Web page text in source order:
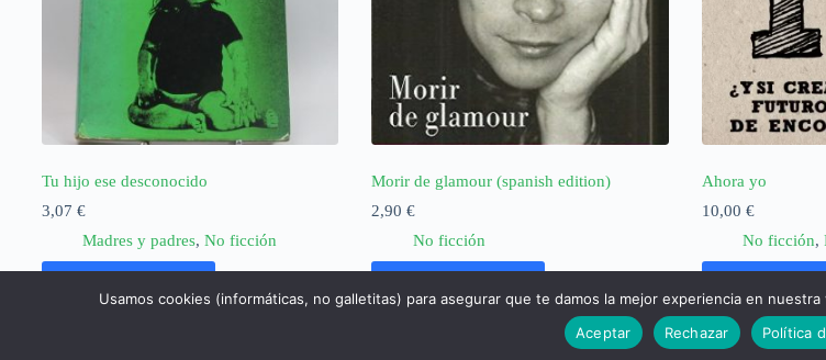
Tu hijo ese desconocido
3,07 €
Madres y padres, No ficción
Morir de glamour (spanish edition)
2,90€
No ficción
Ahora yo
10,00 €
No ficción,
Usamos cookies (informáticas, no galletitas) para asegurar que te damos la mejor experiencia en
Aceptar
Rechazar Política